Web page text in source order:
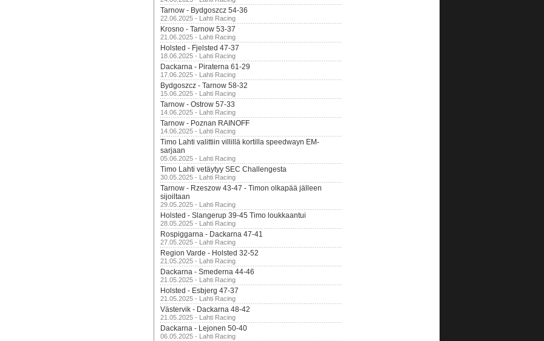
Tarnow - Bydgoszcz 54-36
22.06.2025 - Lahti Racing
Krosno - Tarnow 53-37
21.06.2025 - Lahti Racing
Holsted - Fjelsted 47-37
18.06.2025 - Lahti Racing
Dackarna - Piraterna 61-29
17.06.2025 - Lahti Racing
Bydgoszcz - Tarnow 58-32
15.06.2025 - Lahti Racing
Tarnow - Ostrow 57-33
14.06.2025 - Lahti Racing
Tarnow - Poznan RAINOFF
14.06.2025 - Lahti Racing
Timo Lahti valittiin villillä kortilla speedwayn EM-
sarjaan
05.06.2025 - Lahti Racing
Timo Lahti vetäytyy SEC Challengesta
30.05.2025 - Lahti Racing
Tarnow - Rzeszow 43-47 - Timon olkapää jälleen
sijoiltaan
29.05.2025 - Lahti Racing
Holsted - Slangerup 39-45 Timo loukkaantui
28.05.2025 - Lahti Racing
Rospiggarna - Dackarna 47-41
27.05.2025 - Lahti Racing
Region Varde - Holsted 32-52
21.05.2025 - Lahti Racing
Dackarna - Smederna 44-46
21.05.2025 - Lahti Racing
Holsted - Esbjerg 47-37
21.05.2025 - Lahti Racing
Västervik - Dackarna 48-42
21.05.2025 - Lahti Racing
Dackarna - Lejonen 50-40
06.05.2025 - Lahti Racing